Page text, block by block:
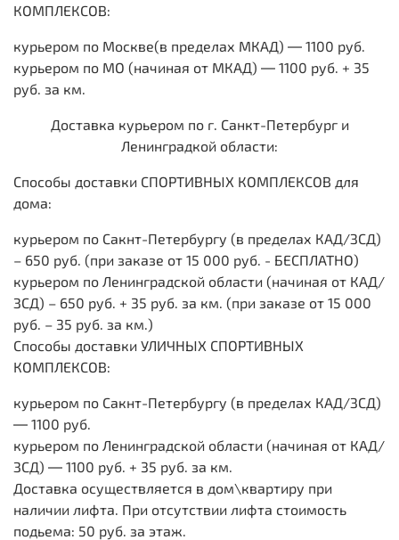
КОМПЛЕКСОВ:
курьером по Москве(в пределах МКАД) ― 1100 руб.
курьером по МО (начиная от МКАД) ― 1100 руб. + 35
руб. за км.
Доставка курьером по г. Санкт-Петербург и
Ленинградкой области:
Способы доставки СПОРТИВНЫХ КОМПЛЕКСОВ для
дома:
курьером по Сакнт-Петербургу (в пределах КАД/ЗСД)
– 650 руб. (при заказе от 15 000 руб. - БЕСПЛАТНО)
курьером по Ленинградской области (начиная от КАД/
ЗСД) – 650 руб. + 35 руб. за км. (при заказе от 15 000
руб. – 35 руб. за км.)
Способы доставки УЛИЧНЫХ СПОРТИВНЫХ
КОМПЛЕКСОВ:
курьером по Сакнт-Петербургу (в пределах КАД/ЗСД)
― 1100 руб.
курьером по Ленинградской области (начиная от КАД/
ЗСД) ― 1100 руб. + 35 руб. за км.
Доставка осуществляется в дом\квартиру при
наличии лифта. При отсутствии лифта стоимость
подьема: 50 руб. за этаж.